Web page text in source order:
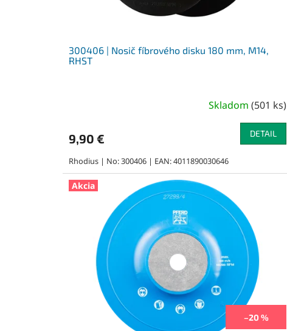
300406 | Nosič fíbrového disku 180 mm, M14,
RHST
Skladom(501 ks)
9,90 € DETAIL
Rhodius | No: 300406 | EAN: 4011890030646
Akcia
–20 %